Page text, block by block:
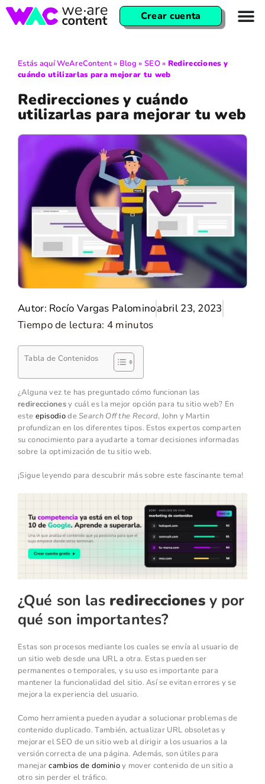
Crear cuenta
Estás aquíWeAreContent» Blog » SEO» Redirecciones y
cuándo utilizarlas para mejorar tu web
Redirecciones y cuándo
utilizarlas para mejorar tu web
Autor: Rocío Vargas Palominoabril 23, 2023
Tiempo de lectura: 4 minutos
Tabla de Contenidos
¿Alguna vez te has preguntado cómo funcionan las
redireccionesy cuál es la mejor opción para tu sitio web? En
este episodiodeSearch Off the Record, John y Martin
profundizan en los diferentes tipos. Estos expertos comparten
su conocimiento para ayudarte a tomar decisiones informadas
sobre la optimización de tu sitio web.
¡Sigue leyendo para descubrir más sobre este fascinante tema!
¿Qué son las redireccionesy por
qué son importantes?
Estas son procesos mediante los cuales se envía al usuario de
un sitio web desde una URL a otra. Estas pueden ser
permanentes o temporales, y su uso es importante para
mantener la funcionalidad del sitio. Así se evitan errores y se
mejora la experiencia del usuario.
Como herramienta pueden ayudar a solucionar problemas de
contenido duplicado. También, actualizar URL obsoletas y
mejorar el SEO de un sitio web al dirigir a los usuarios a la
versión correcta de una página. Además, son útiles para
manejarcambios de dominioy mover contenido de un sitio a
otro sin perder el tráfico.